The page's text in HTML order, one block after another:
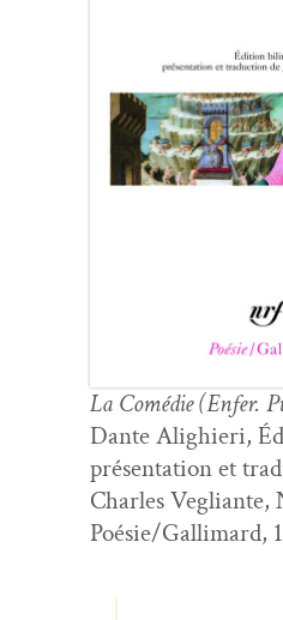
La Comédie (Enfer.
Dante Alighieri,
présen­ta­tion et
Charles Veg­liante,
Poésie/Gallimard,